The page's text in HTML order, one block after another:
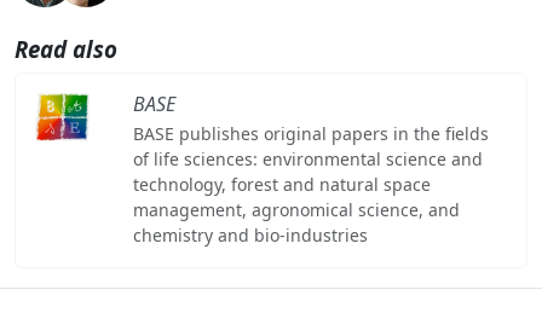
Read also
BASE
BASE publishes original papers in the fields
of life sciences: environmental science and
technology, forest and natural space
management, agronomical science, and
chemistry and bio-industries